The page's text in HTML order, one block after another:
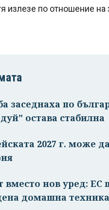
излезе по отношение
заседнаха по
остава стабилна
2027 г. може
вместо нов уред: ЕС
домашна